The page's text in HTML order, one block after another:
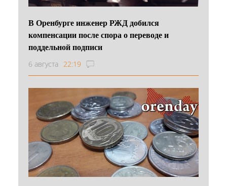
В Оренбурге инженер РЖД добился
компенсации после спора о переводе и
поддельной подписи
6 августа 22:19